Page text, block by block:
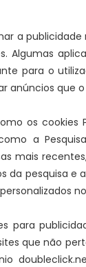
a
Algumas
para o
anúncios que o
os cookies
a
mais
da pesquisa e
para
que não